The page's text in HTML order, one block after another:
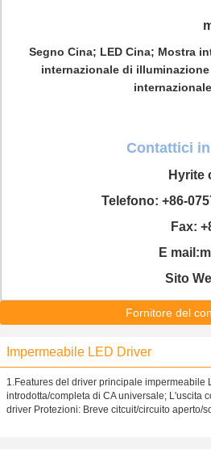
Segno Cina; LED Cina; Mostra
internazionale di
Contattici
Hyrite
Telefono: +86-
Fax:
E
Sito
Fornitore del
Impermeabile LED Driver
1.Features del driver principale impermeabile
introdotta/completa di CA universale; L'uscita
driver Protezioni: Breve citcuit/circuito aperto/